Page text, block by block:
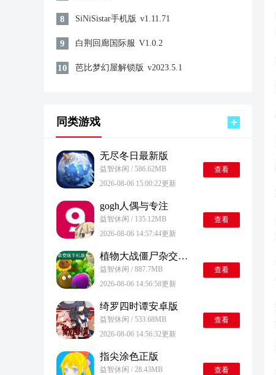
8 SiNiSistar手机版 v1.11.71
9 白荆回廊国际服 V1.0.2
10 芭比梦幻屋解锁版 v2023.5.1
同类游戏
无尽冬日最新版
益智休闲 / 586.62MB
2026-08-06 15:00:22更新
查看
gogh人偶与专注
益智休闲 / 135.12MB
2026-08-06 14:57:44更新
查看
植物大战僵尸杂交版最新版
益智休闲 / 887.7MB
2026-08-06 14:56:58更新
查看
绮罗四时谭安卓版
益智休闲 / 533.68MB
2026-08-06 14:56:32更新
查看
指尖涂色正版
益智休闲 / 28.43MB
查看